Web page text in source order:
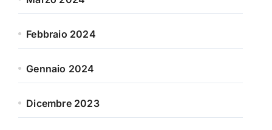
Febbraio 2024
Gennaio 2024
Dicembre 2023